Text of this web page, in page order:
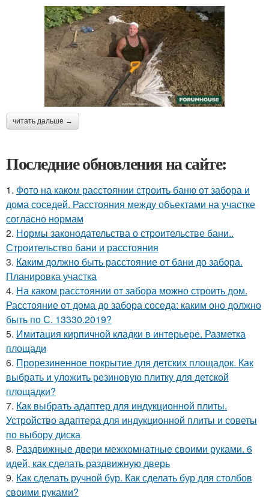
читать дальше →
Последние обновления на сайте:
1. Фото на каком расстоянии строить баню от забора и
дома соседей. Расстояния между объектами на участке
согласно нормам
2. Нормы законодательства о строительстве бани..
Строительство бани и расстояния
3. Каким должно быть расстояние от бани до забора.
Планировка участка
4. На каком расстоянии от забора можно строить дом.
Расстояние от дома до забора соседа: каким оно должно
быть по С. 13330.2019?
5. Имитация кирпичной кладки в интерьере. Разметка
площади
6. Прорезиненное покрытие для детских площадок. Как
выбрать и уложить резиновую плитку для детской
площадки?
7. Как выбрать адаптер для индукционной плиты.
Устройство адаптера для индукционной плиты и советы
по выбору диска
8. Раздвижные двери межкомнатные своими руками. 6
идей, как сделать раздвижную дверь
9. Как сделать ручной бур. Как сделать бур для столбов
своими руками?